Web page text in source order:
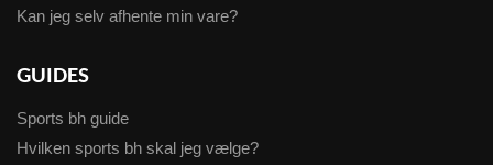
Kan jeg selv afhente min vare?
GUIDES
Sports bh guide
Hvilken sports bh skal jeg vælge?